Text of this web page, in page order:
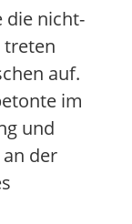
die nicht-
treten
auf.
im
und
an der